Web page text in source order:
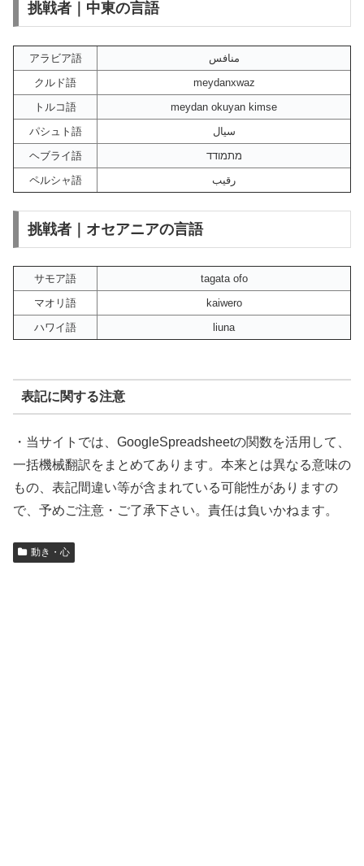
挑戦者｜中東の言語
アラビア語
منافس
クルド語
meydanxwaz
トルコ語
meydan okuyan kimse
パシュト語
سیال
ヘブライ語
מתמודד
ペルシャ語
رقیب
挑戦者｜オセアニアの言語
サモア語
tagata ofo
マオリ語
kaiwero
ハワイ語
liuna
表記に関する注意
・当サイトでは、GoogleSpreadsheetの関数を活用して、
一括機械翻訳をまとめてあります。本来とは異なる意味の
もの、表記間違い等が含まれている可能性がありますの
で、予めご注意・ご了承下さい。責任は負いかねます。
動き・心